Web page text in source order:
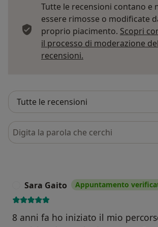
Tutte le recensioni contano e
essere rimosse o modificate
proprio piacimento. Scopri
il processo di moderazione
recensioni.
Cerca nelle recensioni
Sara Gaito Appuntamento
8 anni fa ho iniziato il mio